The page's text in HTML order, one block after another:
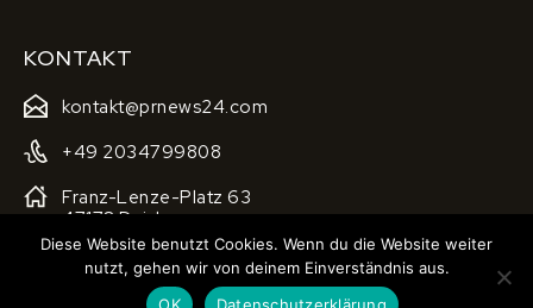
KONTAKT
kontakt@prnews24.com
+49 2034799808
Franz-Lenze-Platz 63
47178 Duisburg
2025 © Pr-presseverteiler.de
Diese Website benutzt Cookies. Wenn du die Website weiter
nutzt, gehen wir von deinem Einverständnis aus.
OK
Datenschutzerklärung